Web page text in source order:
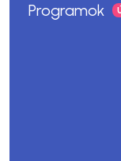
Programok